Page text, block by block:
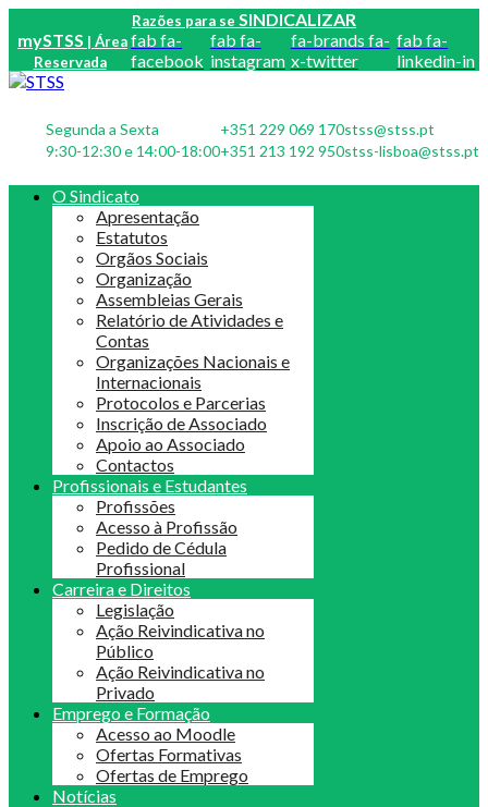
Razões para se SINDICALIZAR
mySTSS | Área
Reservada
fab fa-
facebook
fab fa-
instagram
fa-brands fa-
x-twitter
fab fa-
linkedin-in
Segunda a Sexta
9:30-12:30 e 14:00-18:00
+351 229 069 170
+351 213 192 950
stss@stss.pt
stss-lisboa@stss.pt
O Sindicato
Apresentação
Estatutos
Orgãos Sociais
Organização
Assembleias Gerais
Relatório de Atividades e
Contas
Organizações Nacionais e
Internacionais
Protocolos e Parcerias
Inscrição de Associado
Apoio ao Associado
Contactos
Profissionais e Estudantes
Profissões
Acesso à Profissão
Pedido de Cédula
Profissional
Carreira e Direitos
Legislação
Ação Reivindicativa no
Público
Ação Reivindicativa no
Privado
Emprego e Formação
Acesso ao Moodle
Ofertas Formativas
Ofertas de Emprego
Notícias